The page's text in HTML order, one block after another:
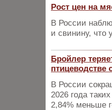
Рост цен на
В России
и свинину, что
Бройлер
птицеводстве
В России
2026 года
2,84% меньше